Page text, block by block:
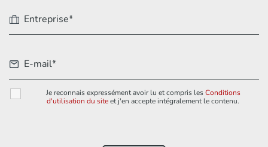
Je reconnais expressément avoir lu et compris lesConditions
d'utilisation du siteet j'en accepte intégralement le contenu.